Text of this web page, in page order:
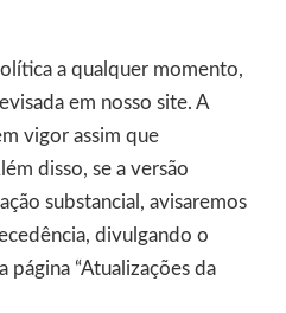
a qualquer momento,
em nosso site. A
vigor assim que
disso, se a versão
substancial, avisaremos
divulgando o
página “Atualizações da